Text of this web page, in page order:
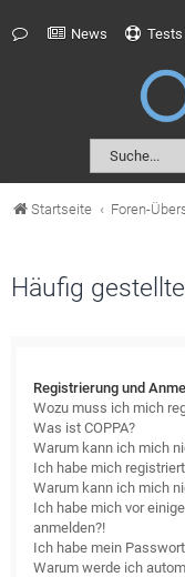
News Tests
Startseite Foren-
Häufig
Registrierung und
Wozu muss ich mich
Was ist COPPA?
Warum kann ich mich
Ich habe mich
Warum kann ich mich
Ich habe mich vor
anmelden?!
Ich habe mein
Warum werde ich